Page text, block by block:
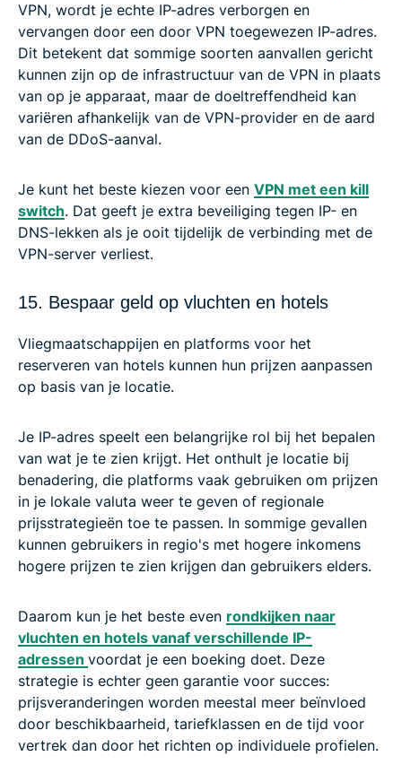
VPN, wordt je echte IP-adres verborgen en
vervangen door een door VPN toegewezen IP-adres.
Dit betekent dat sommige soorten aanvallen gericht
kunnen zijn op de infrastructuur van de VPN in plaats
van op je apparaat, maar de doeltreffendheid kan
variëren afhankelijk van de VPN-provider en de aard
van de DDoS-aanval.
Je kunt het beste kiezen voor een VPN met een kill
switch. Dat geeft je extra beveiliging tegen IP- en
DNS-lekken als je ooit tijdelijk de verbinding met de
VPN-server verliest.
15. Bespaar geld op vluchten en hotels
Vliegmaatschappijen en platforms voor het
reserveren van hotels kunnen hun prijzen aanpassen
op basis van je locatie.
Je IP-adres speelt een belangrijke rol bij het bepalen
van wat je te zien krijgt. Het onthult je locatie bij
benadering, die platforms vaak gebruiken om prijzen
in je lokale valuta weer te geven of regionale
prijsstrategieën toe te passen. In sommige gevallen
kunnen gebruikers in regio's met hogere inkomens
hogere prijzen te zien krijgen dan gebruikers elders.
Daarom kun je het beste even rondkijken naar
vluchten en hotels vanaf verschillende IP-
adressen voordat je een boeking doet. Deze
strategie is echter geen garantie voor succes:
prijsveranderingen worden meestal meer beïnvloed
door beschikbaarheid, tariefklassen en de tijd voor
vertrek dan door het richten op individuele profielen.